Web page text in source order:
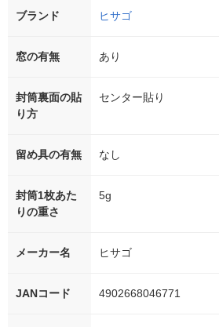
ブランド ヒサゴ
窓の有無 あり
封筒裏面の貼
り方
センター貼り
留め具の有無 なし
封筒1枚あた
りの重さ
5g
メーカー名 ヒサゴ
JANコード 4902668046771